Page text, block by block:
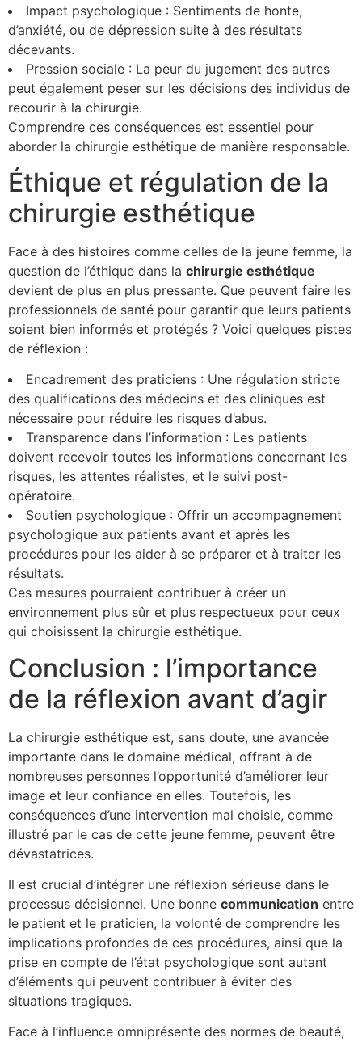
Impact psychologique : Sentiments de honte,
d’anxiété, ou de dépression suite à des résultats
décevants.
Pression sociale : La peur du jugement des autres
peut également peser sur les décisions des individus de
recourir à la chirurgie.
Comprendre ces conséquences est essentiel pour
aborder la chirurgie esthétique de manière responsable.
Éthique et régulation de la
chirurgie esthétique
Face à des histoires comme celles de la jeune femme, la
question de l’éthique dans la chirurgie esthétique
devient de plus en plus pressante. Que peuvent faire les
professionnels de santé pour garantir que leurs patients
soient bien informés et protégés ? Voici quelques pistes
de réflexion :
Encadrement des praticiens : Une régulation stricte
des qualifications des médecins et des cliniques est
nécessaire pour réduire les risques d’abus.
Transparence dans l’information : Les patients
doivent recevoir toutes les informations concernant les
risques, les attentes réalistes, et le suivi post-
opératoire.
Soutien psychologique : Offrir un accompagnement
psychologique aux patients avant et après les
procédures pour les aider à se préparer et à traiter les
résultats.
Ces mesures pourraient contribuer à créer un
environnement plus sûr et plus respectueux pour ceux
qui choisissent la chirurgie esthétique.
Conclusion : l’importance
de la réflexion avant d’agir
La chirurgie esthétique est, sans doute, une avancée
importante dans le domaine médical, offrant à de
nombreuses personnes l’opportunité d’améliorer leur
image et leur confiance en elles. Toutefois, les
conséquences d’une intervention mal choisie, comme
illustré par le cas de cette jeune femme, peuvent être
dévastatrices.
Il est crucial d’intégrer une réflexion sérieuse dans le
processus décisionnel. Une bonne communication entre
le patient et le praticien, la volonté de comprendre les
implications profondes de ces procédures, ainsi que la
prise en compte de l’état psychologique sont autant
d’éléments qui peuvent contribuer à éviter des
situations tragiques.
Face à l’influence omniprésente des normes de beauté,